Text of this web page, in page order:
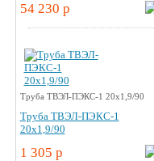
54 230 p
Труба ТВЭЛ-ПЭКС-1 20x1,9/90
Труба ТВЭЛ-ПЭКС-1
20x1,9/90
1 305 p